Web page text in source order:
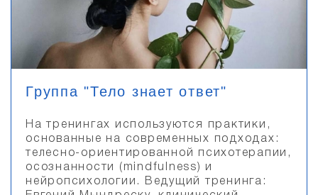
Группа "Тело знает ответ"
На тренингах используются практики,
основанные на современных подходах:
телесно-ориентированной психотерапии,
осознанности (mindfulness) и
нейропсихологии. Ведущий тренинга: